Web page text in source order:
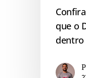
que o